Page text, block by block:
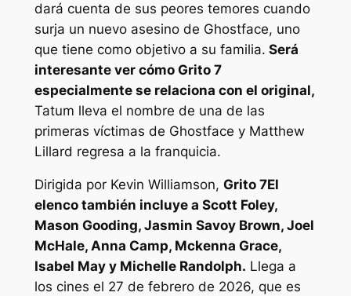
dará cuenta de sus peores temores cuando
surja un nuevo asesino de Ghostface, uno
que tiene como objetivo a su familia. Será
interesante ver cómo Grito 7
especialmente se relaciona con el original,
Tatum lleva el nombre de una de las
primeras víctimas de Ghostface y Matthew
Lillard regresa a la franquicia.
Dirigida por Kevin Williamson, Grito 7El
elenco también incluye a Scott Foley,
Mason Gooding, Jasmin Savoy Brown, Joel
McHale, Anna Camp, Mckenna Grace,
Isabel May y Michelle Randolph. Llega a
los cines el 27 de febrero de 2026, que es